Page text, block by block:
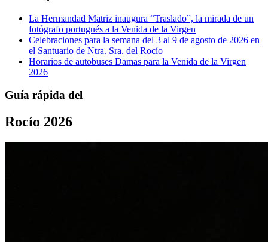
La Hermandad Matriz inaugura “Traslado”, la mirada de un
fotógrafo portugués a la Venida de la Virgen
Celebraciones para la semana del 3 al 9 de agosto de 2026 en
el Santuario de Ntra. Sra. del Rocío
Horarios de autobuses Damas para la Venida de la Virgen
2026
Guía rápida del
Rocío 2026